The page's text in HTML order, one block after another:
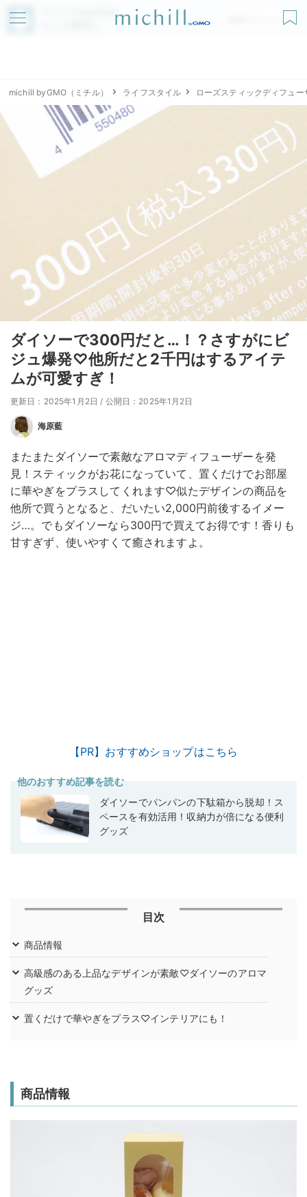
アプリでmichillが
無料ダウンロード
michill byGMO（ミチル） ライフスタイル ローズスティックディフュー
ダイソーで300円だと…！？さすがにビ
ジュ爆発♡他所だと2千円はするアイテ
ムが可愛すぎ！
更新日：2025年1月2日 / 公開日：2025年1月2日
海原藍
またまたダイソーで素敵なアロマディフューザーを発
見！スティックがお花になっていて、置くだけでお部屋
に華やぎをプラスしてくれます♡似たデザインの商品を
他所で買うとなると、だいたい2,000円前後するイメー
ジ…。でもダイソーなら300円で買えてお得です！香りも
甘すぎず、使いやすくて癒されますよ。
【PR】おすすめショップはこちら
他のおすすめ記事を読む
ダイソーでパンパンの下駄箱から脱却！ス
ペースを有効活用！収納力が倍になる便利
グッズ
目次
商品情報
高級感のある上品なデザインが素敵♡ダイソーのアロマ
グッズ
置くだけで華やぎをプラス♡インテリアにも！
商品情報